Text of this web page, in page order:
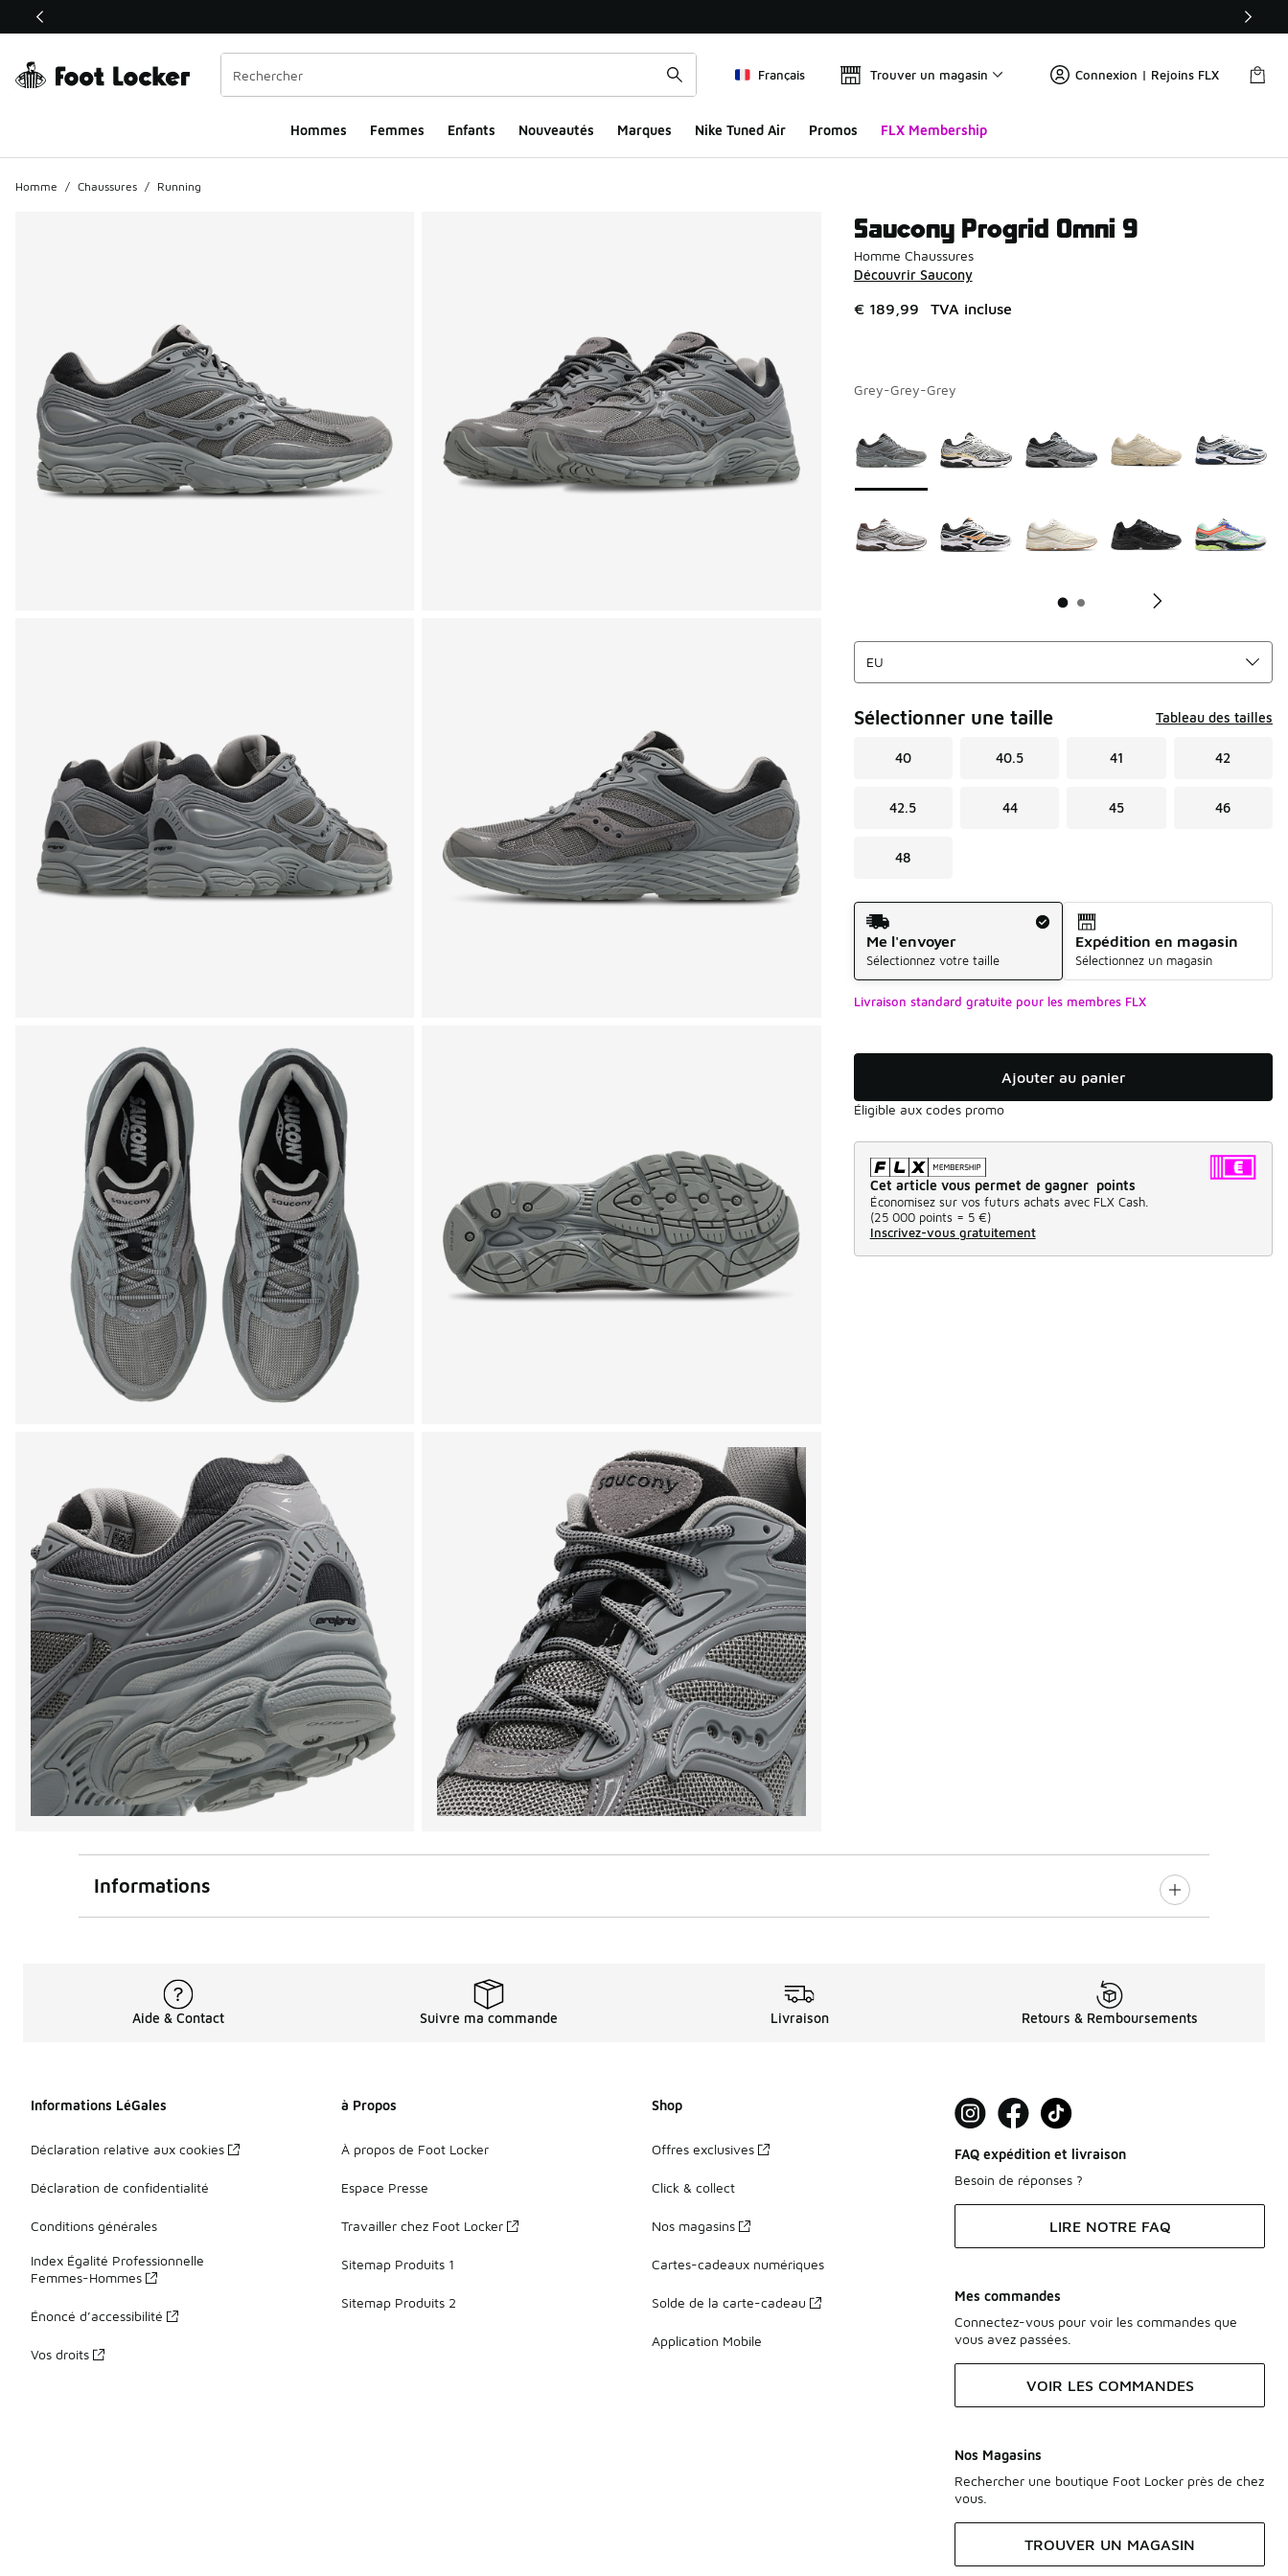
Ce lien ouvrira une nouvelle fenêtre
Français Trouver un magasin Connexion | Rejoins FLX
Hommes​ Femmes Enfants Nouveautés Marques Nike Tuned Air Promos FLX Membership
Homme / Chaussures / Running
Saucony Progrid Omni 9
Homme Chaussures
Découvrir Saucony
€ 189,99 TVA incluse
Grey-Grey-Grey
Sélectionner une taille Tableau des tailles
40 40.5 41 42
42.5 44 45 46
48
Mode d'expédition
Me l'envoyer
Sélectionnez votre taille
Expédition en magasin
Sélectionnez un magasin
Livraison standard gratuite pour les membres FLX
Ajouter au panier
Éligible aux codes promo
Cet article vous permet de gagner points
Économisez sur vos futurs achats avec FLX Cash.
(25 000 points = 5 €)
Inscrivez-vous gratuitement
Informations
Aide & Contact Suivre ma commande Livraison Retours & Remboursements
Informations LéGales
Déclaration relative aux cookies
Déclaration de confidentialité
Conditions générales
Index Égalité Professionnelle
Femmes-Hommes
Énoncé d’accessibilité
Vos droits
à Propos
À propos de Foot Locker
Espace Presse
Travailler chez Foot Locker
Sitemap Produits 1
Sitemap Produits 2
Shop
Offres exclusives
Click & collect
Nos magasins
Cartes-cadeaux numériques
Solde de la carte-cadeau
Application Mobile
FAQ expédition et livraison
Besoin de réponses ?
LIRE NOTRE FAQ
Mes commandes
Connectez-vous pour voir les commandes que
vous avez passées.
VOIR LES COMMANDES
Nos Magasins
Rechercher une boutique Foot Locker près de chez
vous.
TROUVER UN MAGASIN